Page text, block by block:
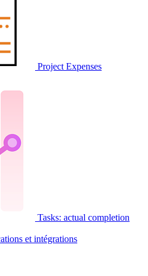
Project Expenses
Tasks: actual completion
et intégrations